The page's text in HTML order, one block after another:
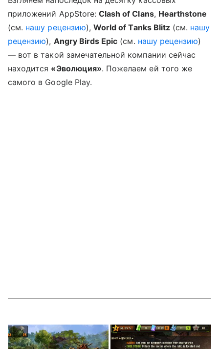
приложений AppStore:Clash of Clans, Hearthstone
(см. нашу рецензию),World of Tanks Blitz (см. нашу
рецензию), Angry Birds Epic (см. нашу рецензию)
— вот в такой замечательной компании сейчас
находится «Эволюция». Пожелаем ей того же
самого в Google Play.